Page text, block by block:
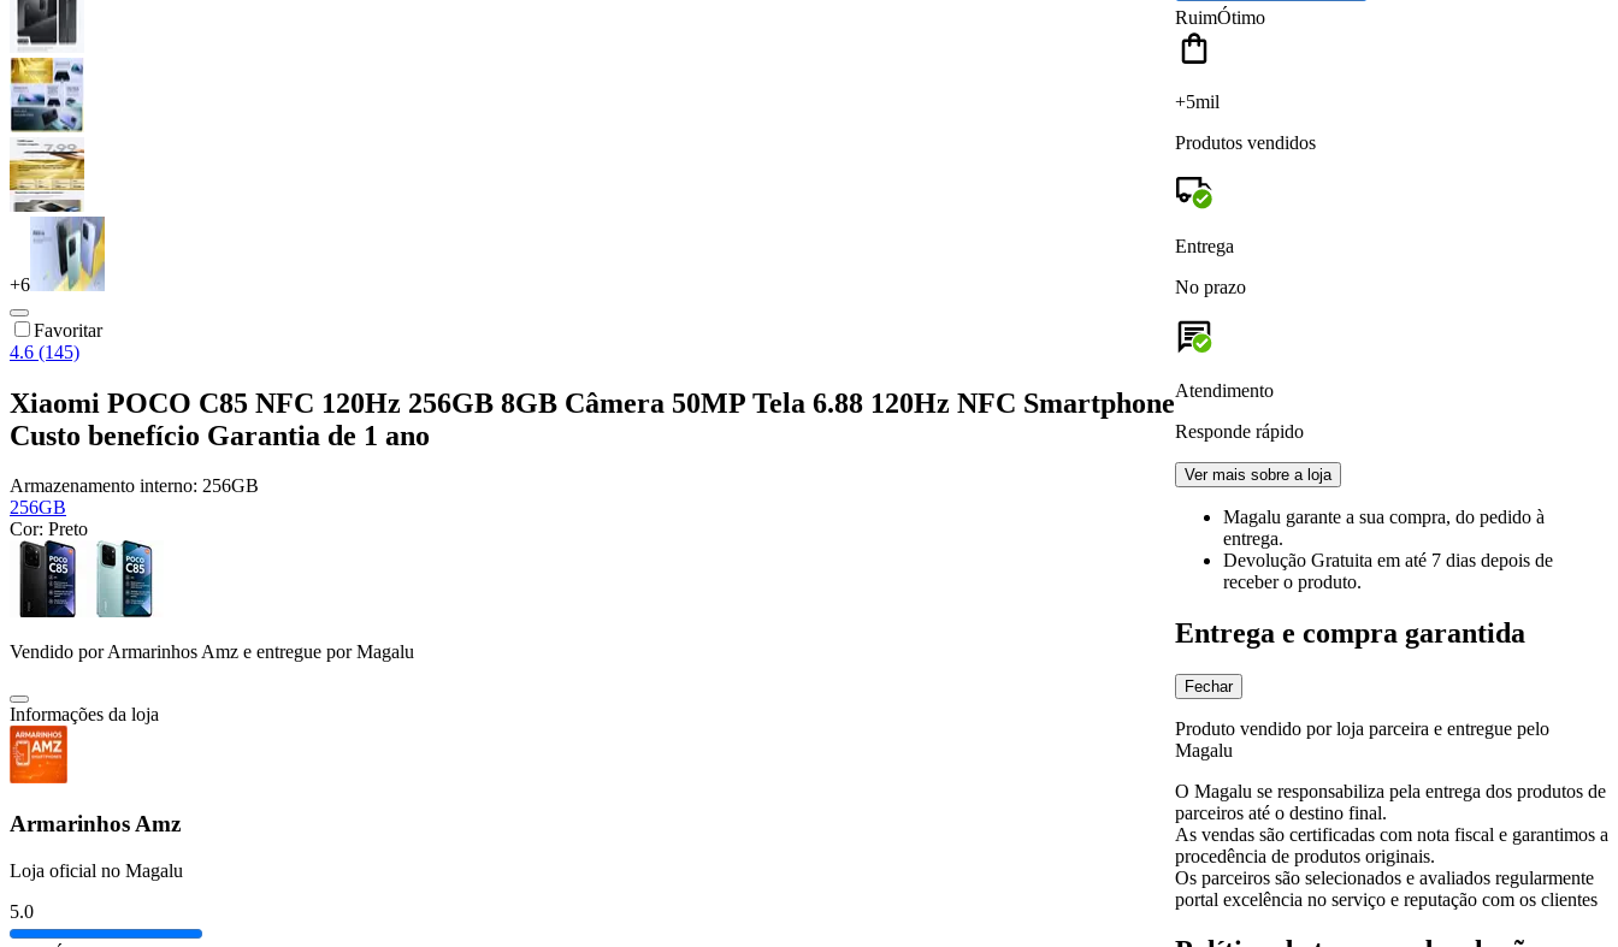
+6
Favoritar
4.6 (145)
Xiaomi POCO C85 NFC 120Hz 256GB 8GB Câmera 50MP Tela 6.88 120Hz NFC Smartphone
Custo benefício Garantia de 1 ano
Armazenamento interno: 256GB
256GB
Cor: Preto
Vendido porArmarinhos Amz e entregue por Magalu
Informações da loja
Armarinhos Amz
Loja oficial no Magalu
5.0
RuimÓtimo
+5mil
Produtos vendidos
Entrega
No prazo
Atendimento
Responde rápido
Ver mais sobre a loja
Magalu garante a sua compra, do pedido à
entrega.
Devolução Gratuita em até 7 dias depois de
receber o produto.
Entrega e compra garantida
Fechar
Produto vendido por loja parceira e entregue pelo
Magalu
O Magalu se responsabiliza pela entrega dos produtos de
parceiros até o destino final.
As vendas são certificadas com nota fiscal e garantimos a
procedência de produtos originais.
Os parceiros são selecionados e avaliados regularmente
portal excelência no serviço e reputação com os clientes